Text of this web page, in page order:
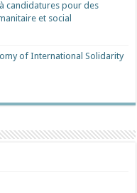
candidatures pour des
et social
of International Solidarity